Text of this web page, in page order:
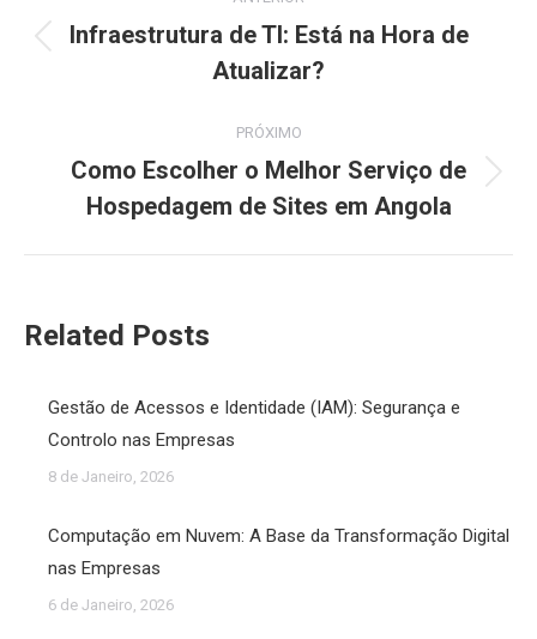
de
Post
anterior:
Infraestrutura de TI: Está na Hora de
Atualizar?
PRÓXIMO
Próximo
post:
Como Escolher o Melhor Serviço de
Hospedagem de Sites em Angola
Related Posts
Gestão de Acessos e Identidade (IAM): Segurança e
Controlo nas Empresas
8 de Janeiro, 2026
Computação em Nuvem: A Base da Transformação Digital
nas Empresas
6 de Janeiro, 2026